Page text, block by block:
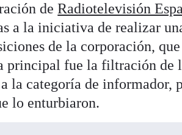
deRadiotelevisión
a la iniciativa de realizar
de la corporación,
principal fue la filtración de
la categoría de informador,
lo enturbiaron.